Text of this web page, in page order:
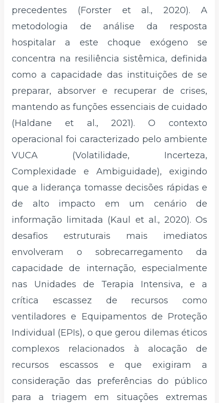
precedentes (Forster et al., 2020). A
metodologia de análise da resposta
hospitalar a este choque exógeno se
concentra na resiliência sistêmica, definida
como a capacidade das instituições de se
preparar, absorver e recuperar de crises,
mantendo as funções essenciais de cuidado
(Haldane et al., 2021). O contexto
operacional foi caracterizado pelo ambiente
VUCA (Volatilidade, Incerteza,
Complexidade e Ambiguidade), exigindo
que a liderança tomasse decisões rápidas e
de alto impacto em um cenário de
informação limitada (Kaul et al., 2020). Os
desafios estruturais mais imediatos
envolveram o sobrecarregamento da
capacidade de internação, especialmente
nas Unidades de Terapia Intensiva, e a
crítica escassez de recursos como
ventiladores e Equipamentos de Proteção
Individual (EPIs), o que gerou dilemas éticos
complexos relacionados à alocação de
recursos escassos e que exigiram a
consideração das preferências do público
para a triagem em situações extremas